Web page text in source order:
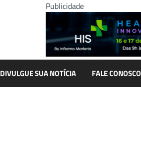
Publicidade
DIVULGUE SUA NOTÍCIA FALE CONOSCO